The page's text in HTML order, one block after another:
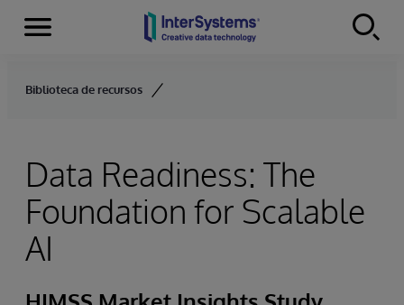
Skip to content
Menu
Biblioteca de recursos
Data Readiness: The
Foundation for Scalable
AI